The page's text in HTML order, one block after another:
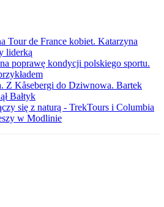
Tour de France kobiet. Katarzyna
liderką
poprawę kondycji polskiego sportu.
Z Kåsebergi do Dziwnowa. Bartek
Bałtyk
się z naturą - TrekTours i Columbia
w Modlinie